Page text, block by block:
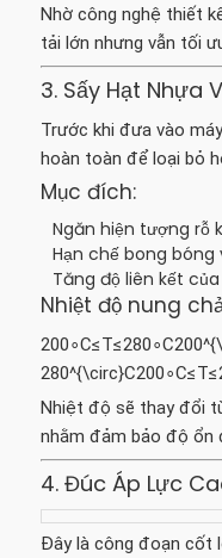
Nhờ công nghệ thiết
tải lớn nhưng vẫn tối
3. Sấy Hạt Nhựa
Trước khi đưa vào
hoàn toàn để loại bỏ
Mục đích:
Ngăn hiện tượng rỗ
Hạn chế bong
Tăng độ liên kết
Nhiệt độ nung
280^{\circ}C200∘C≤T≤
Nhiệt độ sẽ thay đổi
nhằm đảm bảo độ ổn
4. Đúc Áp Lực
Đây là công đoạn cốt